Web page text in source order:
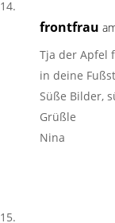
frontfrau
Tja der Apfel
in deine
Süße Bilder,
Grüßle
Nina